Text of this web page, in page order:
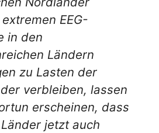
EEG-
in den
Ländern
zu Lasten der
verbleiben, lassen
erscheinen, dass
jetzt auch